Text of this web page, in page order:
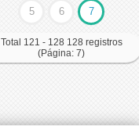
5 6 7
Total 121 - 128 128 registros
(Página: 7)